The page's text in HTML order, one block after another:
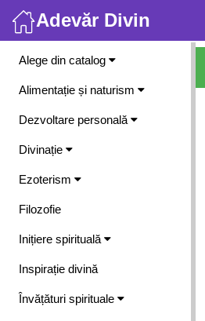
Adevăr Divin
Meniu
Alege din catalog
Alimentație și naturism
Dezvoltare personală
Divinație
Ezoterism
Filozofie
Inițiere spirituală
Inspirație divină
Învățături spirituale